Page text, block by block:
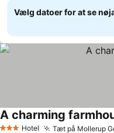
Vælg datoer for at se
Hotel Tæt på Mollerup
A charming